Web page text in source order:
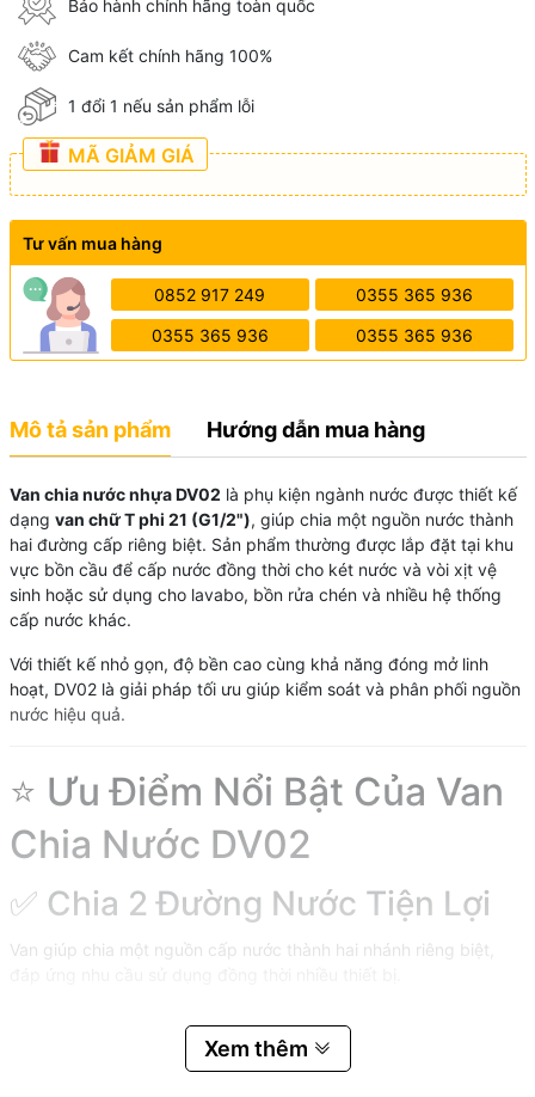
Bảo hành chính hãng toàn quốc
Cam kết chính hãng 100%
1 đổi 1 nếu sản phẩm lỗi
MÃ GIẢM GIÁ
Tư vấn mua hàng
0852 917 249 0355 365 936
0355 365 936 0355 365 936
Mô tả sản phẩm Hướng dẫn mua hàng
Van chia nước nhựa DV02 là phụ kiện ngành nước được thiết kế
dạng van chữ T phi 21 (G1/2"), giúp chia một nguồn nước thành
hai đường cấp riêng biệt. Sản phẩm thường được lắp đặt tại khu
vực bồn cầu để cấp nước đồng thời cho két nước và vòi xịt vệ
sinh hoặc sử dụng cho lavabo, bồn rửa chén và nhiều hệ thống
cấp nước khác.
Với thiết kế nhỏ gọn, độ bền cao cùng khả năng đóng mở linh
hoạt, DV02 là giải pháp tối ưu giúp kiểm soát và phân phối nguồn
nước hiệu quả.
⭐ Ưu Điểm Nổi Bật Của Van
Chia Nước DV02
✅ Chia 2 Đường Nước Tiện Lợi
Van giúp chia một nguồn cấp nước thành hai nhánh riêng biệt,
✅ Tích Hợp Chức Năng Khống
Xem thêm